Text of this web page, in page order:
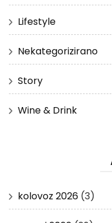
Lifestyle
Nekategorizirano
Story
Wine & Drink
kolovoz 2026 (3)